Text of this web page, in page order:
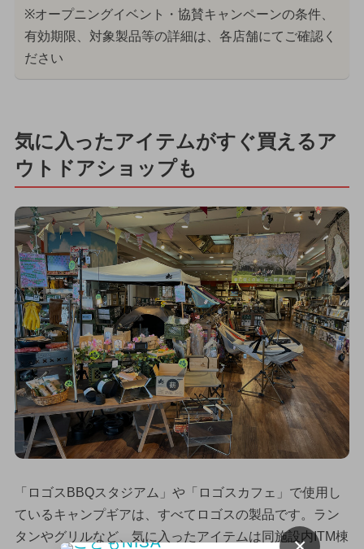
※オープニングイベント・協賛キャンペーンの条件、
有効期限、対象製品等の詳細は、各店舗にてご確認く
ださい
気に入ったアイテムがすぐ買えるア
ウトドアショップも
「ロゴスBBQスタジアム」や「ロゴスカフェ」で使用し
ているキャンプギアは、すべてロゴスの製品です。ラン
タンやグリルなど、気に入ったアイテムは同施設内ITM棟